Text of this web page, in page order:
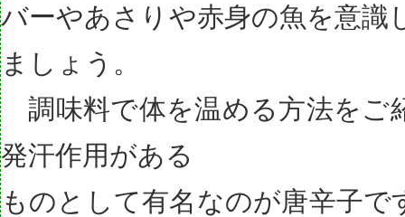
バーやあさりや赤身の魚を意識
ましょう。
調味料で体を温める方法をご
発汗作用がある
ものとして有名なのが唐辛子で